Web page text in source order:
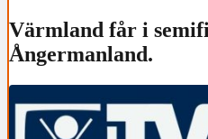
Värmland får i
Ångermanland.